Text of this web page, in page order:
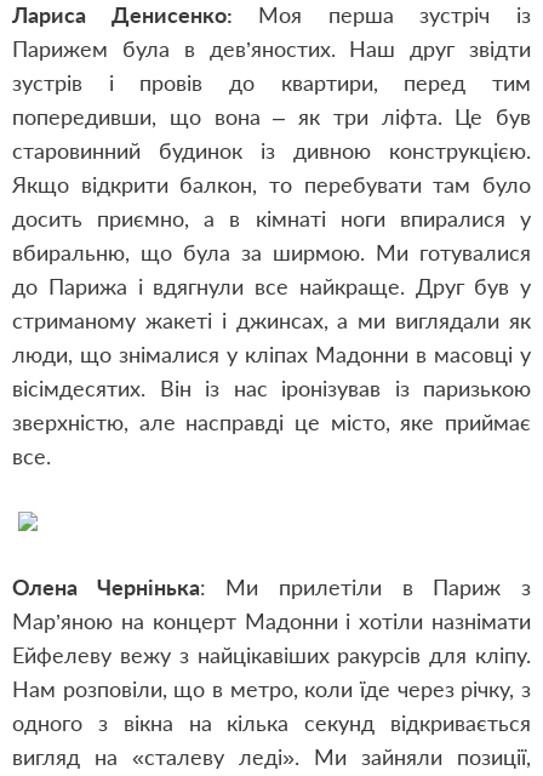
Лариса Денисенко: Моя перша зустріч із
Парижем була в дев’яностих. Наш друг звідти
зустрів і провів до квартири, перед тим
попередивши, що вона – як три ліфта. Це був
старовинний будинок із дивною конструкцією.
Якщо відкрити балкон, то перебувати там було
досить приємно, а в кімнаті ноги впиралися у
вбиральню, що була за ширмою. Ми готувалися
до Парижа і вдягнули все найкраще. Друг був у
стриманому жакеті і джинсах, а ми виглядали як
люди, що знімалися у кліпах Мадонни в масовці у
вісімдесятих. Він із нас іронізував із паризькою
зверхністю, але насправді це місто, яке приймає
все.
Олена Чернінька: Ми прилетіли в Париж з
Мар’яною на концерт Мадонни і хотіли назнімати
Ейфелеву вежу з найцікавіших ракурсів для кліпу.
Нам розповіли, що в метро, коли їде через річку, з
одного з вікна на кілька секунд відкривається
вигляд на «сталеву леді». Ми зайняли позиції,